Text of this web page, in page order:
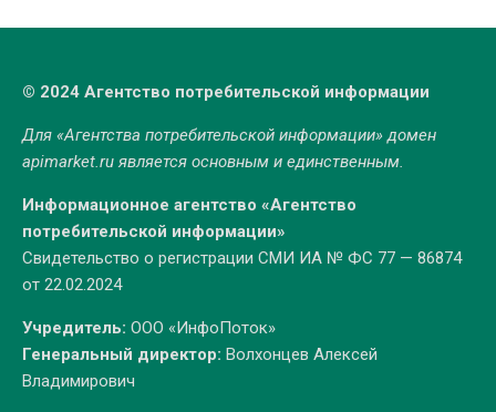
© 2024 Агентство потребительской информации
Для «Агентства потребительской информации» домен
apimarket.ruявляется основным и единственным.
Информационное агентство «Агентство
потребительской информации»
Свидетельство о регистрации СМИ ИА № ФС 77 — 86874
от 22.02.2024
Учредитель: ООО «ИнфоПоток»
Генеральный директор: Волхонцев Алексей
Владимирович